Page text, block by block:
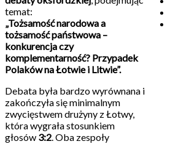
temat:
„Tożsamość narodowa a
tożsamość państwowa –
konkurencja czy
komplementarność? Przypadek
Polaków na Łotwie i Litwie”.
Debata była bardzo wyrównana i
zakończyła się minimalnym
zwycięstwem drużyny z Łotwy,
która wygrała stosunkiem
głosów 3:2. Oba zespoły